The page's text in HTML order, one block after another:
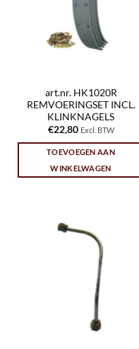
art.nr. HK1020R
REMVOERINGSET INCL.
KLINKNAGELS
€22,80 Excl. BTW
TOEVOEGEN AAN
WINKELWAGEN